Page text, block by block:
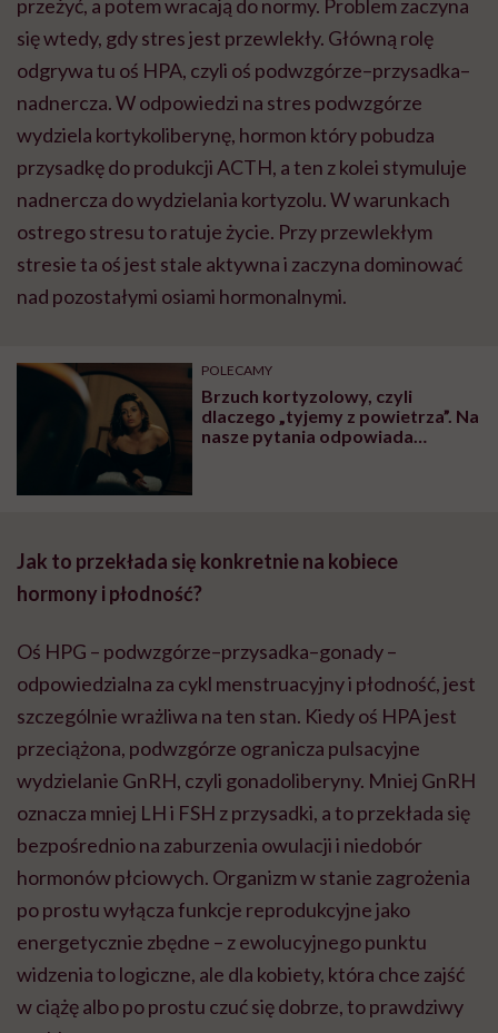
przeżyć, a potem wracają do normy. Problem zaczyna
się wtedy, gdy stres jest przewlekły. Główną rolę
odgrywa tu oś HPA, czyli oś podwzgórze–przysadka–
nadnercza. W odpowiedzi na stres podwzgórze
wydziela kortykoliberynę, hormon który pobudza
przysadkę do produkcji ACTH, a ten z kolei stymuluje
nadnercza do wydzielania kortyzolu. W warunkach
ostrego stresu to ratuje życie. Przy przewlekłym
stresie ta oś jest stale aktywna i zaczyna dominować
nad pozostałymi osiami hormonalnymi.
POLECAMY
Brzuch kortyzolowy, czyli
dlaczego „tyjemy z powietrza”. Na
nasze pytania odpowiada
Jak to przekłada się konkretnie na kobiece
hormony i płodność?
Oś HPG – podwzgórze–przysadka–gonady –
odpowiedzialna za cykl menstruacyjny i płodność, jest
szczególnie wrażliwa na ten stan. Kiedy oś HPA jest
przeciążona, podwzgórze ogranicza pulsacyjne
wydzielanie GnRH, czyli gonadoliberyny. Mniej GnRH
oznacza mniej LH i FSH z przysadki, a to przekłada się
bezpośrednio na zaburzenia owulacji i niedobór
hormonów płciowych. Organizm w stanie zagrożenia
po prostu wyłącza funkcje reprodukcyjne jako
energetycznie zbędne – z ewolucyjnego punktu
widzenia to logiczne, ale dla kobiety, która chce zajść
w ciążę albo po prostu czuć się dobrze, to prawdziwy